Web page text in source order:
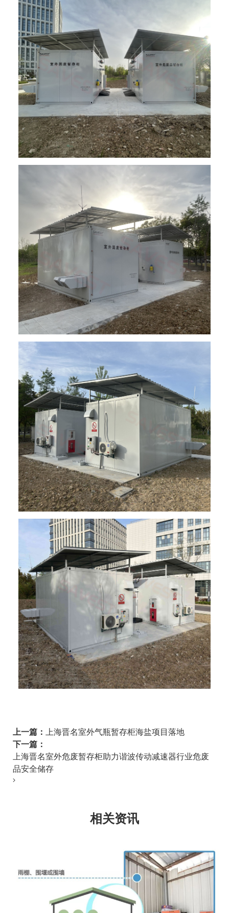
上一篇：
上海晋名室外气瓶暂存柜海盐项目落地
下一篇：
上海晋名室外危废暂存柜助力谐波传动减速器行业危废
品安全储存
相关资讯